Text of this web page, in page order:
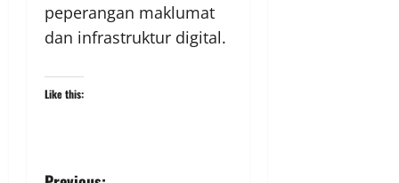
peperangan maklumat
dan infrastruktur digital.
Like this: